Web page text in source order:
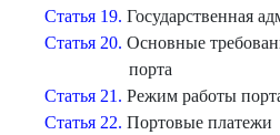
Статья 19. Государственная
Статья 20. Основные
порта
Статья 21. Режим работы
Статья 22. Портовые платежи